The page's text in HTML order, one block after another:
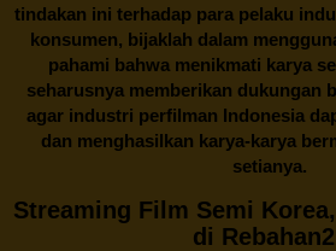
tindakan ini terhadap para pelaku
konsumen, bijaklah dalam
pahami bahwa menikmati karya
seharusnya memberikan dukungan
agar industri perfilman Indonesia
dan menghasilkan karya-karya
setianya.
Streaming Film Semi
di